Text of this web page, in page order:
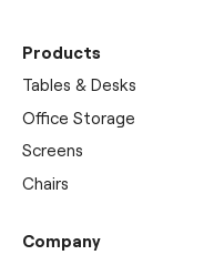
Products
Tables & Desks
Office Storage
Screens
Chairs
Company